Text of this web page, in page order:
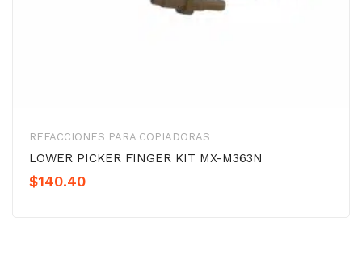
REFACCIONES PARA COPIADORAS
LOWER PICKER FINGER KIT MX-M363N
$140.40